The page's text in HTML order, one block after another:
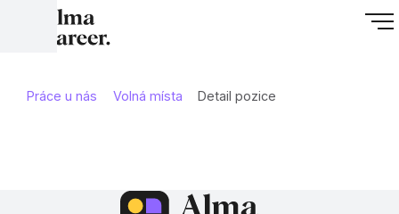
Práce u nás Volná místa Detail pozice